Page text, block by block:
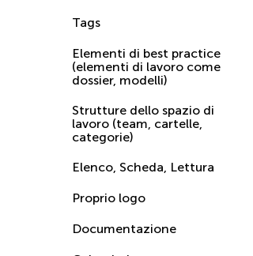
Tags
Elementi di best practice
(elementi di lavoro come
dossier, modelli)
Strutture dello spazio di
lavoro (team, cartelle,
categorie)
Elenco, Scheda, Lettura
Proprio logo
Documentazione